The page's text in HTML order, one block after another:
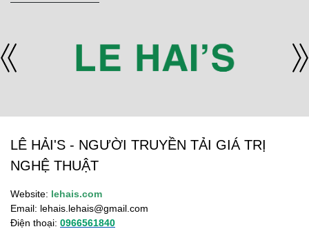
LÊ HẢI'S - NGƯỜI TRUYỀN TẢI GIÁ TRỊ
NGHỆ THUẬT
Website: lehais.com
Email: lehais.lehais@gmail.com
Điện thoại: 0966561840